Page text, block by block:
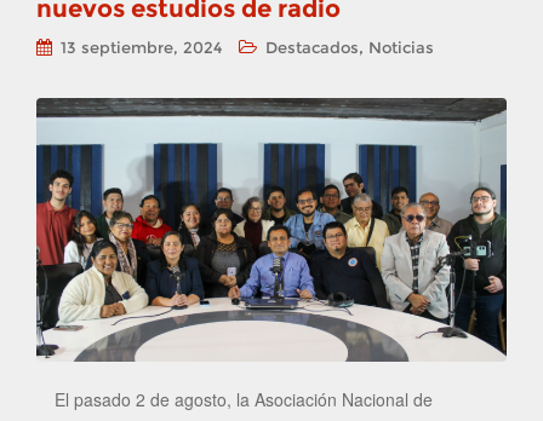
nuevos estudios de radio
13 septiembre, 2024 Destacados, Noticias
El pasado 2 de agosto, la Asociación Nacional de